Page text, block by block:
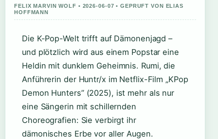
FELIX MARVIN WOLF • 2026-06-07 • GEPRUFT VON ELIAS
HOFFMANN
Die K-Pop-Welt trifft auf Dämonenjagd –
und plötzlich wird aus einem Popstar eine
Heldin mit dunklem Geheimnis. Rumi, die
Anführerin der Huntr/x im Netflix-Film „KPop
Demon Hunters” (2025), ist mehr als nur
eine Sängerin mit schillernden
Choreografien: Sie verbirgt ihr
dämonisches Erbe vor aller Augen.